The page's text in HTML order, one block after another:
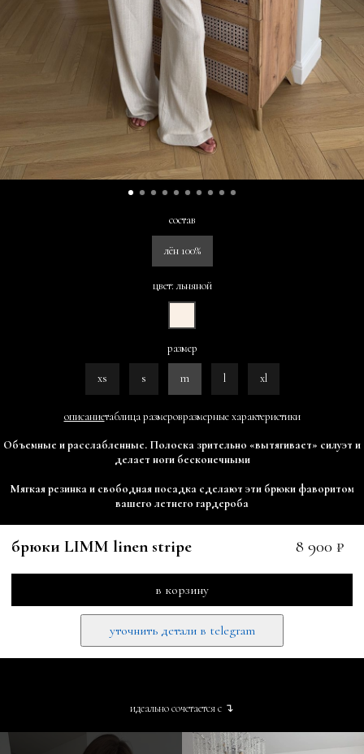
состав
лён 100%
цвет: льняной
размер
xs s m l xl
описаниетаблица размеровразмерные характеристики
Объемные и расслабленные. Полоска зрительно «вытягивает» силуэт и
делает ноги бесконечными
Мягкая резинка и свободная посадка сделают эти брюки фаворитом
вашего летнего гардероба
брюки LIMM linen stripe 8 900 ₽
в корзину
уточнить детали в telegram
идеально сочетается с ↴